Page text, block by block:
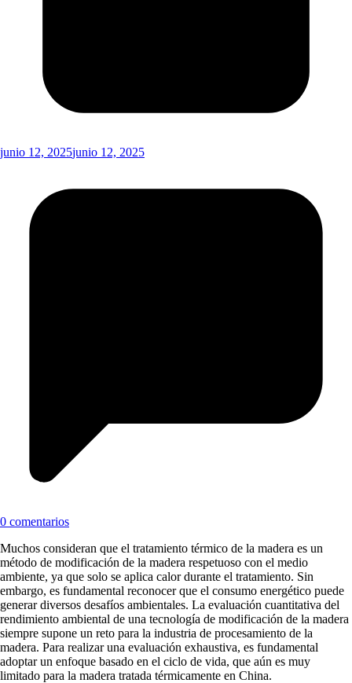
junio 12, 2025junio 12, 2025
0 comentarios
Muchos consideran que el tratamiento térmico de la madera es un
método de modificación de la madera respetuoso con el medio
ambiente, ya que solo se aplica calor durante el tratamiento. Sin
embargo, es fundamental reconocer que el consumo energético puede
generar diversos desafíos ambientales. La evaluación cuantitativa del
rendimiento ambiental de una tecnología de modificación de la madera
siempre supone un reto para la industria de procesamiento de la
madera. Para realizar una evaluación exhaustiva, es fundamental
adoptar un enfoque basado en el ciclo de vida, que aún es muy
limitado para la madera tratada térmicamente en China.